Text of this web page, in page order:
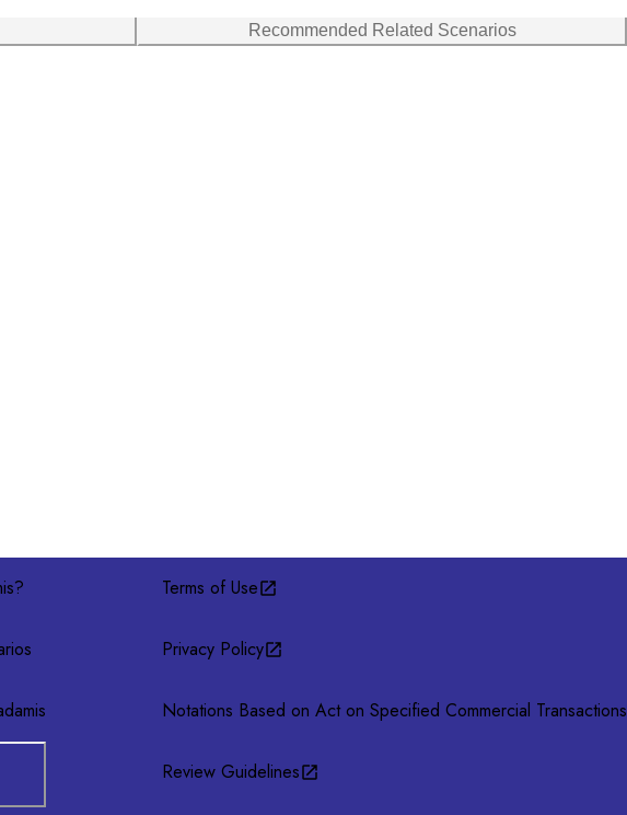
Recommended Related Scenarios
Terms of Use
Privacy Policy
Notations Based on Act on Specified Commercial Transactions
Review Guidelines